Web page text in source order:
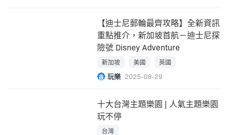
【迪士尼郵輪最齊攻略】全新資訊
重點推介，新加坡首航－迪士尼探
險號 Disney Adventure
新加坡 美國 英國
玩樂 2025-08-29
十大台灣主題樂園 | 人氣主題樂園
玩不停
台灣